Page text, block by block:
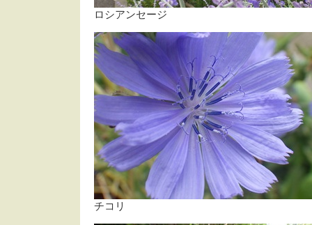
ロシアンセージ
チコリ